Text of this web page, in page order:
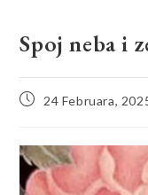
Spoj neba i
24 Februara,